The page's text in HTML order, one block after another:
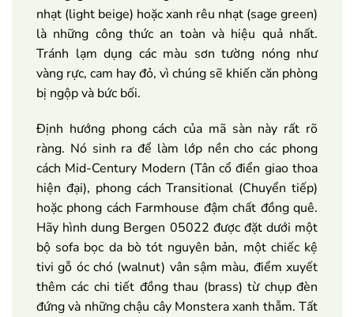
nhạt (light beige) hoặc xanh rêu nhạt (sage green)
là những công thức an toàn và hiệu quả nhất.
Tránh lạm dụng các màu sơn tường nóng như
vàng rực, cam hay đỏ, vì chúng sẽ khiến căn phòng
bị ngộp và bức bối.
Định hướng phong cách của mã sàn này rất rõ
ràng. Nó sinh ra để làm lớp nền cho các phong
cách Mid-Century Modern (Tân cổ điển giao thoa
hiện đại), phong cách Transitional (Chuyển tiếp)
hoặc phong cách Farmhouse đậm chất đồng quê.
Hãy hình dung Bergen 05022 được đặt dưới một
bộ sofa bọc da bò tót nguyên bản, một chiếc kệ
tivi gỗ óc chó (walnut) vân sậm màu, điểm xuyết
thêm các chi tiết đồng thau (brass) từ chụp đèn
đứng và những chậu cây Monstera xanh thẫm. Tất